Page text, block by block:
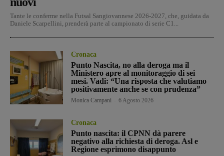
Tante le conferme nella Futsal Sangiovannese 2026-2027, che, guidata da
Daniele Scarpellini, prenderà parte al campionato di serie C1...
Cronaca
Punto Nascita, no alla deroga ma il
Ministero apre al monitoraggio di sei
mesi. Vadi: “Una risposta che valutiamo
positivamente anche se con prudenza”
Monica Campani 6 Agosto 2026
Cronaca
Punto nascita: il CPNN dà parere
negativo alla richiesta di deroga. Asl e
Regione esprimono disappunto